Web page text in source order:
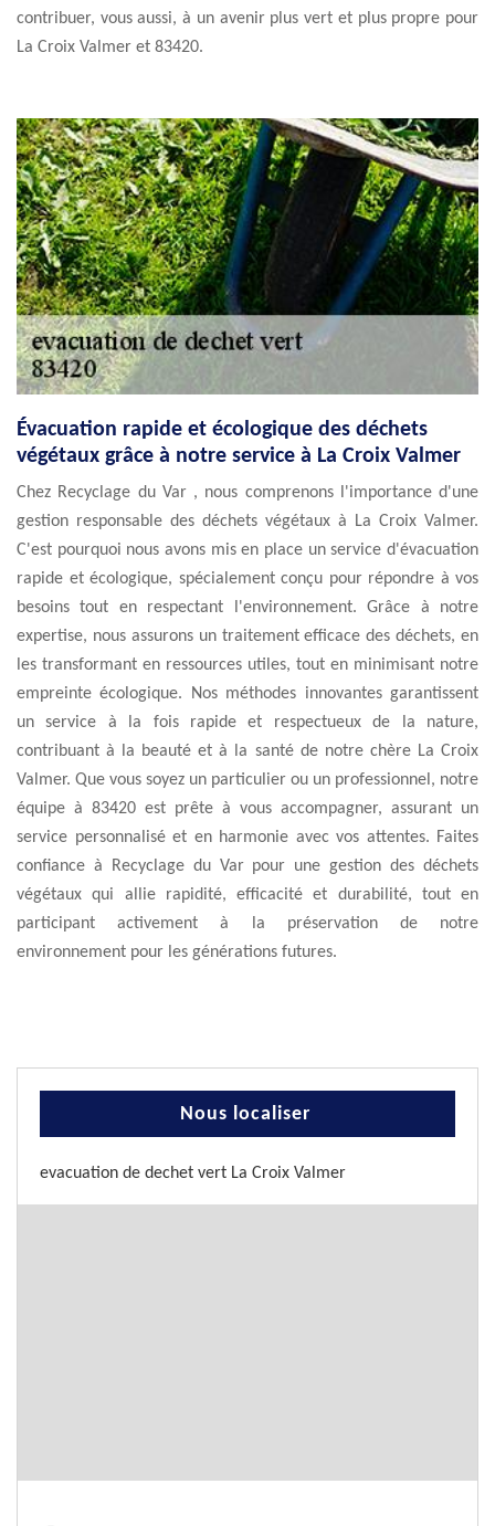
contribuer, vous aussi, à un avenir plus vert et plus propre pour
La Croix Valmer et 83420.
Évacuation rapide et écologique des déchets
végétaux grâce à notre service à La Croix Valmer
Chez Recyclage du Var , nous comprenons l'importance d'une
gestion responsable des déchets végétaux à La Croix Valmer.
C'est pourquoi nous avons mis en place un service d'évacuation
rapide et écologique, spécialement conçu pour répondre à vos
besoins tout en respectant l'environnement. Grâce à notre
expertise, nous assurons un traitement efficace des déchets, en
les transformant en ressources utiles, tout en minimisant notre
empreinte écologique. Nos méthodes innovantes garantissent
un service à la fois rapide et respectueux de la nature,
contribuant à la beauté et à la santé de notre chère La Croix
Valmer. Que vous soyez un particulier ou un professionnel, notre
équipe à 83420 est prête à vous accompagner, assurant un
service personnalisé et en harmonie avec vos attentes. Faites
confiance à Recyclage du Var pour une gestion des déchets
végétaux qui allie rapidité, efficacité et durabilité, tout en
participant activement à la préservation de notre
environnement pour les générations futures.
Nous localiser
evacuation de dechet vert La Croix Valmer